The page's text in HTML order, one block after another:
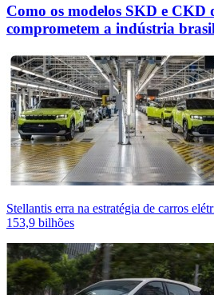
Como os modelos SKD e CKD
comprometem a indústria
Stellantis erra na estratégia de carros
153,9 bilhões